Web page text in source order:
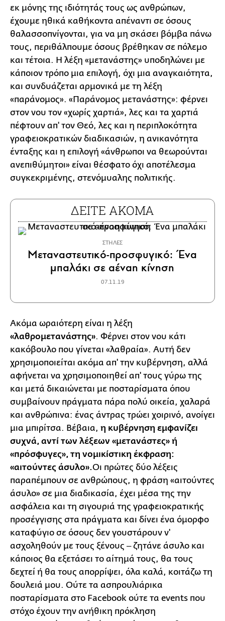
εκ μόνης της ιδιότητάς τους ως ανθρώπων,
έχουμε ηθικά καθήκοντα απέναντι σε όσους
θαλασσοπνίγονται, για να μη σκάσει βόμβα πάνω
τους, περιθάλπουμε όσους βρέθηκαν σε πόλεμο
και τέτοια. Η λέξη «μετανάστης» υποδηλώνει με
κάποιον τρόπο μια επιλογή, όχι μια αναγκαιότητα,
και συνδυάζεται αρμονικά με τη λέξη
«παράνομος». «Παράνομος μετανάστης»: φέρνει
στον νου τον «χωρίς χαρτιά», λες και τα χαρτιά
πέφτουν απ' τον Θεό, λες και η περιπλοκότητα
γραφειοκρατικών διαδικασιών, η ανικανότητα
ένταξης και η επιλογή «άνθρωποι να θεωρούνται
ανεπιθύμητοι» είναι θέσφατο όχι αποτέλεσμα
συγκεκριμένης, στενόμυαλης πολιτικής.
ΔΕΙΤΕ ΑΚΟΜΑ
ΣΤΗΛΕΣ
Μεταναστευτικό-προσφυγικό: Ένα
μπαλάκι σε αέναη κίνηση
07.11.19
Ακόμα ωραιότερη είναι η λέξη
«λαθρομετανάστης». Φέρνει στον νου κάτι
κακόβουλο που γίνεται «λαθραία». Αυτή δεν
χρησιμοποιείται ακόμα απ' την κυβέρνηση, αλλά
αφήνεται να χρησιμοποιηθεί απ' τους γύρω της
και μετά δικαιώνεται με ποσταρίσματα όπου
συμβαίνουν πράγματα πάρα πολύ οικεία, χαλαρά
και ανθρώπινα: ένας άντρας τρώει χοιρινό, ανοίγει
μια μπιρίτσα. Βέβαια, η κυβέρνηση εμφανίζει
συχνά, αντί των λέξεων «μετανάστες» ή
«πρόσφυγες», τη νομικίστικη έκφραση:
«αιτούντες άσυλο».Οι πρώτες δύο λέξεις
παραπέμπουν σε ανθρώπους, η φράση «αιτούντες
άσυλο» σε μια διαδικασία, έχει μέσα της την
ασφάλεια και τη σιγουριά της γραφειοκρατικής
προσέγγισης στα πράγματα και δίνει ένα όμορφο
καταφύγιο σε όσους δεν γουστάρουν ν'
ασχοληθούν με τους ξένους ‒ ζητάνε άσυλο και
κάποιος θα εξετάσει το αίτημά τους, θα τους
δεχτεί ή θα τους απορρίψει, όλα καλά, κοιτάζω τη
δουλειά μου. Ούτε τα ασπρουλιάρικα
ποσταρίσματα στο Facebook ούτε τα events που
στόχο έχουν την ανήθικη πρόκληση